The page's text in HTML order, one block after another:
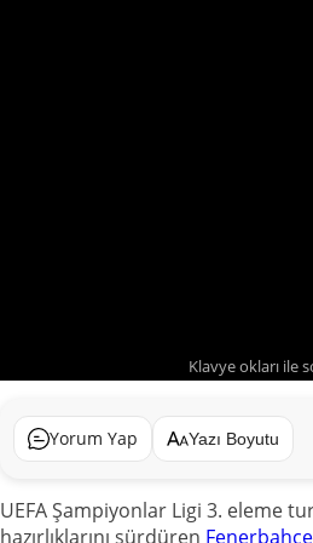
Klavye okları ile
Yorum Yap Yazı Boyutu
UEFA Şampiyonlar Ligi 3. eleme
hazırlıklarını sürdüren Fenerbahçe